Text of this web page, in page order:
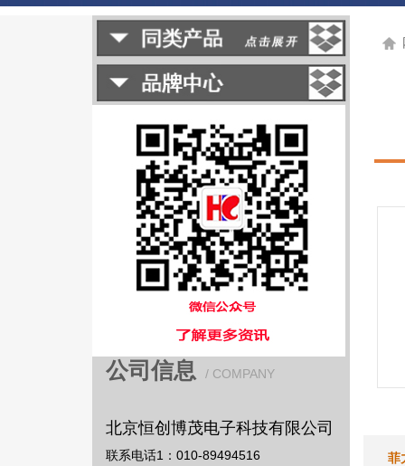
公司信息 / COMPANY
北京恒创博茂电子科技有限公司
联系电话1：010-89494516
菲